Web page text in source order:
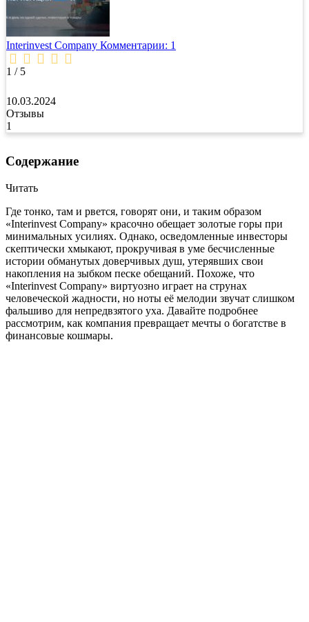
Interinvest Company Комментарии: 1
1 / 5
10.03.2024
Отзывы
1
Содержание
Читать
Где тонко, там и рвется, говорят они, и таким образом
«Interinvest Company» красочно обещает золотые горы при
минимальных усилиях. Однако, осведомленные инвесторы
скептически хмыкают, прокручивая в уме бесчисленные
истории обманутых доверчивых душ, утерявших свои
накопления на зыбком песке обещаний. Похоже, что
«Interinvest Company» виртуозно играет на струнах
человеческой жадности, но ноты её мелодии звучат слишком
фальшиво для непредвзятого уха. Давайте подробнее
рассмотрим, как компания превращает мечты о богатстве в
финансовые кошмары.